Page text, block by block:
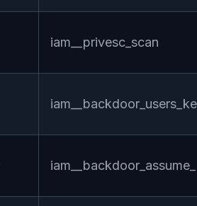
iam__privesc_scan